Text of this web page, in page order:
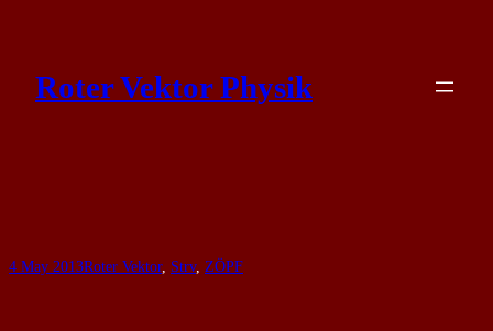
content
Roter Vektor Physik
4 May 2013Roter Vektor, Strv, ZÖPF